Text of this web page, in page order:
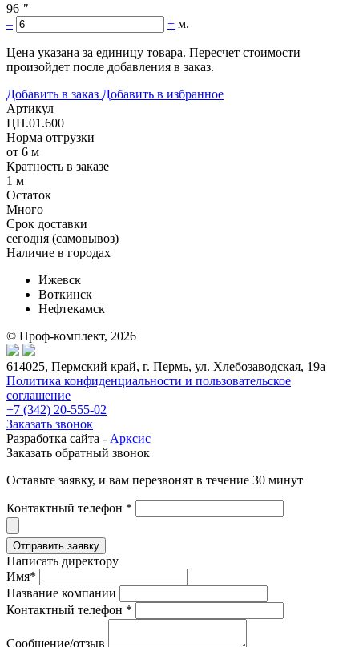
96 "
–
+ м.
Цена указана за единицу товара. Пересчет стоимости
произойдет после добавления в заказ.
Добавить в заказ Добавить в избранное
Артикул
ЦП.01.600
Норма отгрузки
от 6 м
Кратность в заказе
1 м
Остаток
Много
Срок доставки
cегодня (самовывоз)
Наличие в городах
Ижевск
Воткинск
Нефтекамск
© Проф-комплект, 2026
614025, Пермский край, г. Пермь, ул. Хлебозаводская, 19а
Политика конфиденциальности и пользовательское
соглашение
+7 (342) 20-555-02
Заказать звонок
Разработка сайта - Арксис
Заказать обратный звонок
Оставьте заявку, и вам перезвонят в течение 30 минут
Контактный телефон *
Написать директору
Имя*
Название компании
Контактный телефон *
Сообщение/отзыв